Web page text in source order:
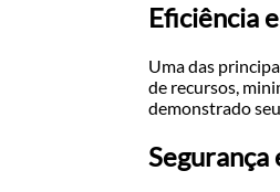
Eficiência
Uma das
de recursos,
demonstrado